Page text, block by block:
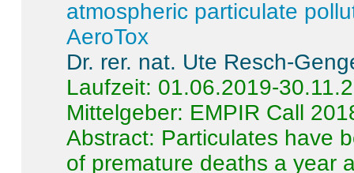
atmospheric particulate
AeroTox
Dr. rer. nat. Ute Resch-
Laufzeit: 01.06.2019-
Mittelgeber: EMPIR Call
Abstract: Particulates have
of premature deaths a year